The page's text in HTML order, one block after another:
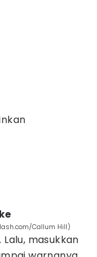
Callum Hill)
masukkan